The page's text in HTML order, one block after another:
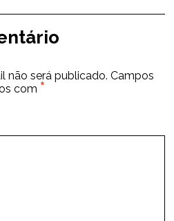
não será publicado. Campos
com *